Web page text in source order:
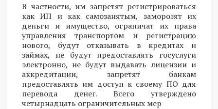
В частности, им запретят регистрироваться
как ИП и как самозанятым, заморозят их
деньги и имущество, ограничат их права
управления транспортом и регистрацию
нового, будут отказывать в кредитах и
займах, не будут предоставлять госуслуги
электронно, не будут выдавать лицензии и
аккредитации, запретят банкам
предоставлять им доступ к своему ПО для
перевода денег. Всего утверждено
четырнадцать ограничительных мер